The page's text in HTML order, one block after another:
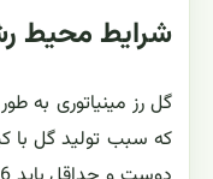
شرایط محیط
گل رز مینیاتوری به
که سبب تولید گل با